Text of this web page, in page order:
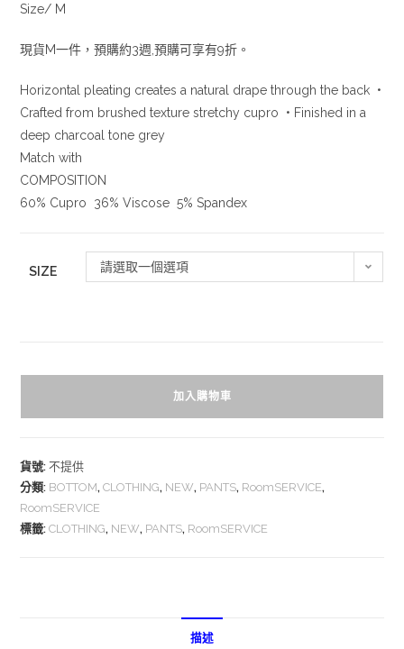
Size/ M
現貨M一件，預購約3週,預購可享有9折。
Horizontal pleating creates a natural drape through the back •
Crafted from brushed texture stretchy cupro • Finished in a
deep charcoal tone grey
Match with
COMPOSITION
60% Cupro 36% Viscose 5% Spandex
SIZE 請選取一個選項
加入購物車
貨號:不提供
分類: BOTTOM,CLOTHING, NEW, PANTS, RoomSERVICE,
RoomSERVICE
標籤:CLOTHING, NEW, PANTS, RoomSERVICE
描述